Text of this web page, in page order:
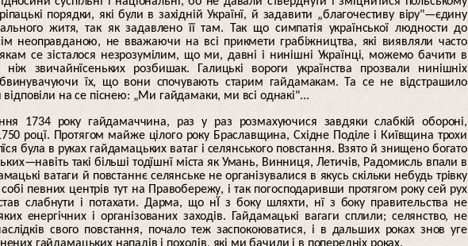
порядки, які були в західній Українї, й задавити „благочестиву віру"—єдину
житя, так як задавлено її там. Так що симпатія української людности до
неоправданою, не вважаючи на всі прикмети грабіжництва, які виявляли часто
се зісталося незрозумілим, що ми, давні і нинішні Українці, можемо бачити в
звичайнїсеньких розбишак. Галицькі вороги українства прозвали нинішніх
їх, що вони спочувають старим гайдамакам. Та се не відстрашило
відповіли на се піснею: „Ми гайдамаки, ми всі однакі"...
1734 року гайдамаччина, раз у раз розмахуючися завдяки слабкій обороні,
роцї. Протягом майже цілого року Браславщина, Східне Поділе і Київщина трохи
була в руках гайдамацьких ватаг і селянського повстання. Взято й знищено богато
такі більші тодїшнї міста як Умань, Винниця, Летичів, Радомисль впали в
ватаги й повстаннє селянське не організувалися в якусь скільки небудь трівку
певних центрів тут на Правобережу, і так погосподаривши протягом року сей рух
слабнути і потахати. Дарма, що нЇ з боку шляхти, нї з боку правительства не
енергічних і організованих заходів. Гайдамацькі вагаги сплили; селянство, не
свого повстання, почало теж заспокоюватися, і в дальших роках знов уге
гайдамацьких нападів і походів, які ми бачили і в попередніх роках.